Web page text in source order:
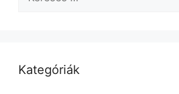
Kategóriák